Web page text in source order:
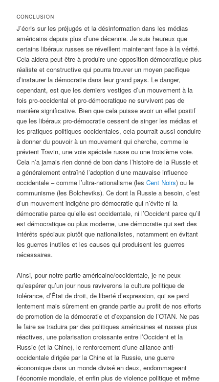
CONCLUSION
J’écris sur les préjugés et la désinformation dans les médias
américains depuis plus d’une décennie. Je suis heureux que
certains libéraux russes se réveillent maintenant face à la vérité.
Cela aidera peut-être à produire une opposition démocratique plus
réaliste et constructive qui pourra trouver un moyen pacifique
d’instaurer la démocratie dans leur grand pays. Le danger,
cependant, est que les derniers vestiges d’un mouvement à la
fois pro-occidental et pro-démocratique ne survivent pas de
manière significative. Bien que cela puisse avoir un effet positif
que les libéraux pro-démocratie cessent de singer les médias et
les pratiques politiques occidentales, cela pourrait aussi conduire
à donner du pouvoir à un mouvement qui cherche, comme le
prévient Travin, une voie spéciale russe ou une troisième voie.
Cela n’a jamais rien donné de bon dans l’histoire de la Russie et
a généralement entraîné l’adoption d’une mauvaise influence
occidentale – comme l’ultra-nationalisme (lesCent Noirs) ou le
communisme (les Bolcheviks). Ce dont la Russie a besoin, c’est
d’un mouvement indigène pro-démocratie qui n’évite ni la
démocratie parce qu’elle est occidentale, ni l’Occident parce qu’il
est démocratique ou plus moderne, une démocratie qui sert des
intérêts spéciaux plutôt que nationalistes, notamment en évitant
les guerres inutiles et les causes qui produisent les guerres
nécessaires.
Ainsi, pour notre partie américaine/occidentale, je ne peux
qu’espérer qu’un jour nous raviverons la culture politique de
tolérance, d’État de droit, de liberté d’expression, qui se perd
lentement mais sûrement en grande partie au profit de nos efforts
de promotion de la démocratie et d’expansion de l’OTAN. Ne pas
le faire se traduira par des politiques américaines et russes plus
réactives, une polarisation croissante entre l’Occident et la
Russie (et la Chine), le renforcement d’une alliance anti-
occidentale dirigée par la Chine et la Russie, une guerre
économique dans un monde divisé en deux, endommageant
l’économie mondiale, et enfin plus de violence politique et même